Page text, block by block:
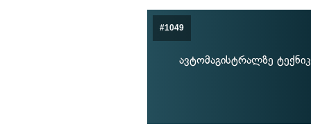
#1049
ავტომაგისტრალზე